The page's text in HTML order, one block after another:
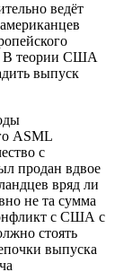
ведёт
В теории США
выпуск
ASML
с
продан вдвое
вряд ли
не та сумма
с США с
стоять
выпуска